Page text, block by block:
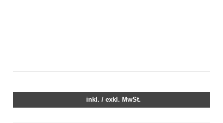
inkl. / exkl. MwSt.